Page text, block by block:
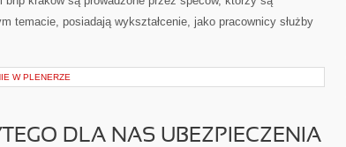
temacie, posiadają wykształcenie, jako pracownicy służby
W PLENERZE
DLA NAS UBEZPIECZENIA